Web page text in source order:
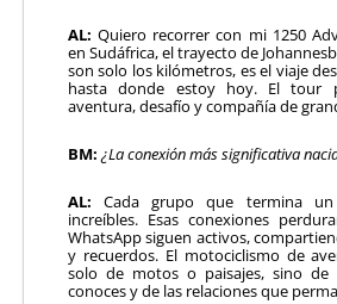
AL: Quiero recorrer con mi 1250
en Sudáfrica, el trayecto de
son solo los kilómetros, es el viaje
hasta donde estoy hoy. El tour
aventura, desafío y compañía de
BM: ¿La conexión más significativa
AL: Cada grupo que termina
increíbles. Esas conexiones
WhatsApp siguen activos,
y recuerdos. El motociclismo de
solo de motos o paisajes, sino de
conoces y de las relaciones que